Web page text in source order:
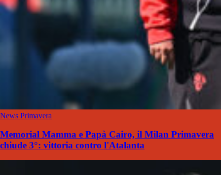
News Primavera
Memorial Mamma e Papà Cairo, il Milan Primavera
chiude 3°: vittoria contro l'Atalanta